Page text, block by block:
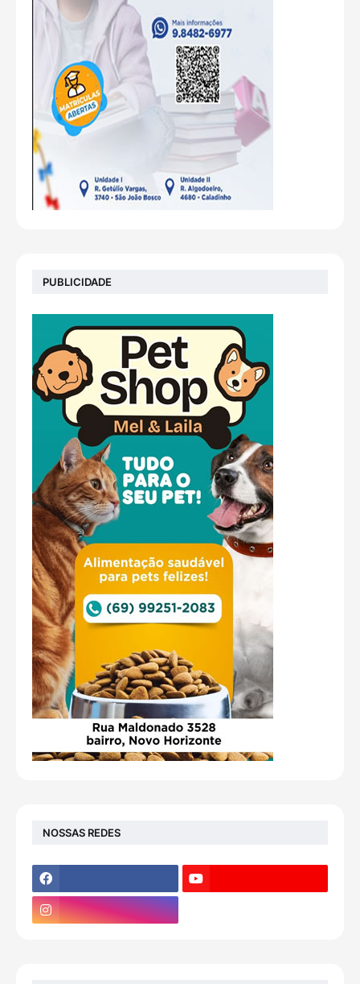
PUBLICIDADE
NOSSAS REDES